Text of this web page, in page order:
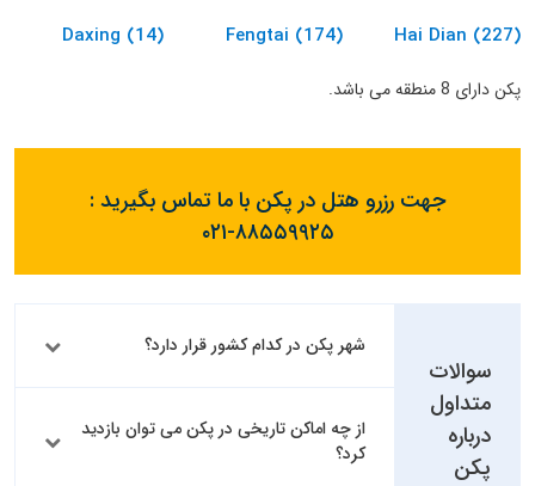
Hai Dian (227)
Fengtai (174)
Daxing (14)
پکن دارای 8 منطقه می باشد.
جهت رزرو هتل در پکن با ما تماس بگیرید :
۰۲۱-۸۸۵۵۹۹۲۵
سوالات
متداول
درباره
پکن
شهر پکن در کدام کشور قرار دارد؟
از چه اماکن تاریخی در پکن می توان بازدید
کرد؟